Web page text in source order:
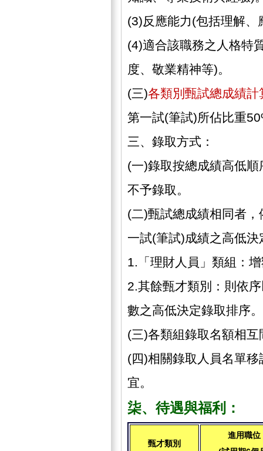
(3)反應能力(包括理解、
(4)適合該職務之人格特
度、敬業精神等)。
(三)各類別甄試總成績計
第一試(筆試)所佔比重
三、錄取方式：
(一)錄取按總成績高低
不予錄取。
(二)甄試總成績相同者
一試(筆試)成績之高低
1.「理財人員」類組：
2.其餘甄才類別：則依
數之高低決定錄取排序。
(三)各類組錄取名額相
(四)相關錄取人員名單
宜。
柒、待遇與福利：
甄才類別
進用職位